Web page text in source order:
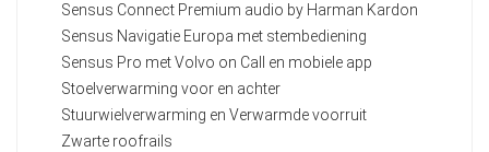
Sensus Connect Premium audio by Harman Kardon
Sensus Navigatie Europa met stembediening
Sensus Pro met Volvo on Call en mobiele app
Stoelverwarming voor en achter
Stuurwielverwarming en Verwarmde voorruit
Zwarte roofrails